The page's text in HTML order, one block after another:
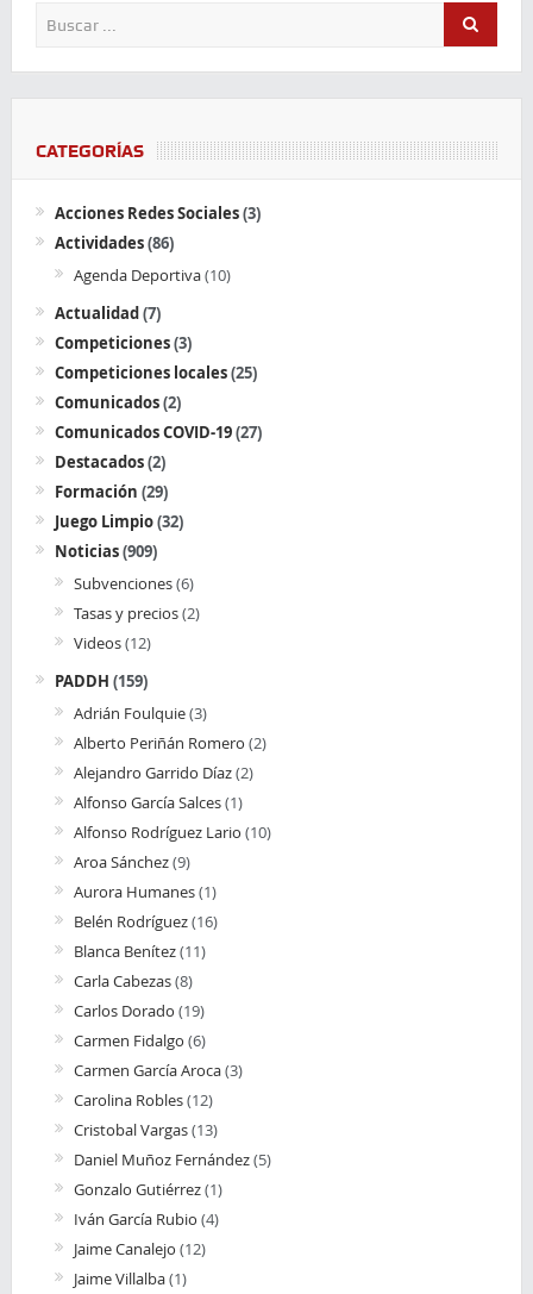
CATEGORÍAS
Acciones Redes Sociales(3)
Actividades(86)
Agenda Deportiva(10)
Actualidad (7)
Competiciones(3)
Competiciones locales(25)
Comunicados(2)
Comunicados COVID-19(27)
Destacados(2)
Formación (29)
Juego Limpio(32)
Noticias(909)
Subvenciones(6)
Tasas y precios(2)
Videos(12)
PADDH (159)
Adrián Foulquie(3)
Alberto Periñán Romero (2)
Alejandro Garrido Díaz(2)
Alfonso García Salces(1)
Alfonso Rodríguez Lario (10)
Aroa Sánchez(9)
Aurora Humanes(1)
Belén Rodríguez(16)
Blanca Benítez(11)
Carla Cabezas(8)
Carlos Dorado (19)
Carmen Fidalgo (6)
Carmen García Aroca(3)
Carolina Robles(12)
Cristobal Vargas(13)
Daniel Muñoz Fernández(5)
Gonzalo Gutiérrez(1)
Iván García Rubio (4)
Jaime Canalejo (12)
Jaime Villalba(1)